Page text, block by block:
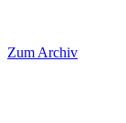
Zum Archiv